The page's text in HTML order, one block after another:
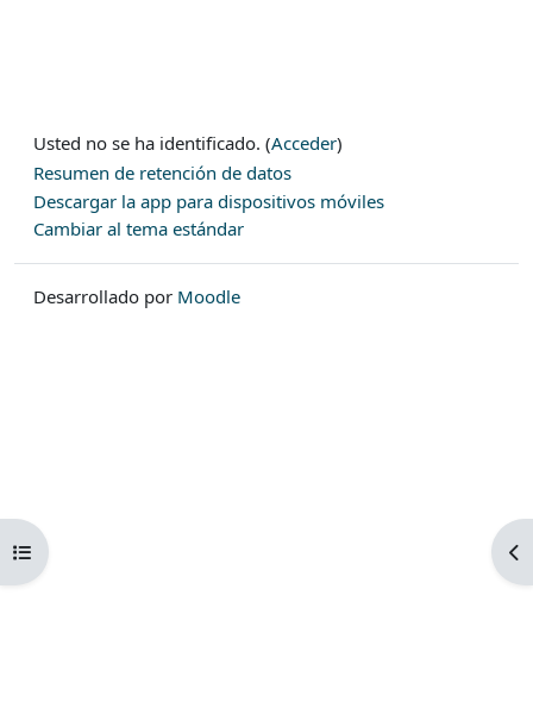
Abrir índice del curso
Usted no se ha identificado. (Acceder)
Resumen de retención de datos
Descargar la app para dispositivos móviles
Cambiar al tema estándar
Desarrollado por Moodle